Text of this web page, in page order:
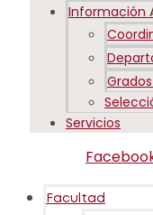
Información
Servicios
Facultad